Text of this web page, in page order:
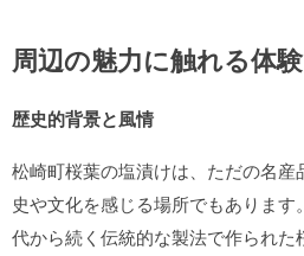
周辺の魅力に触れる体験
歴史的背景と風情
松崎町桜葉の塩漬けは、ただの名
史や文化を感じる場所でもありま
代から続く伝統的な製法で作られた